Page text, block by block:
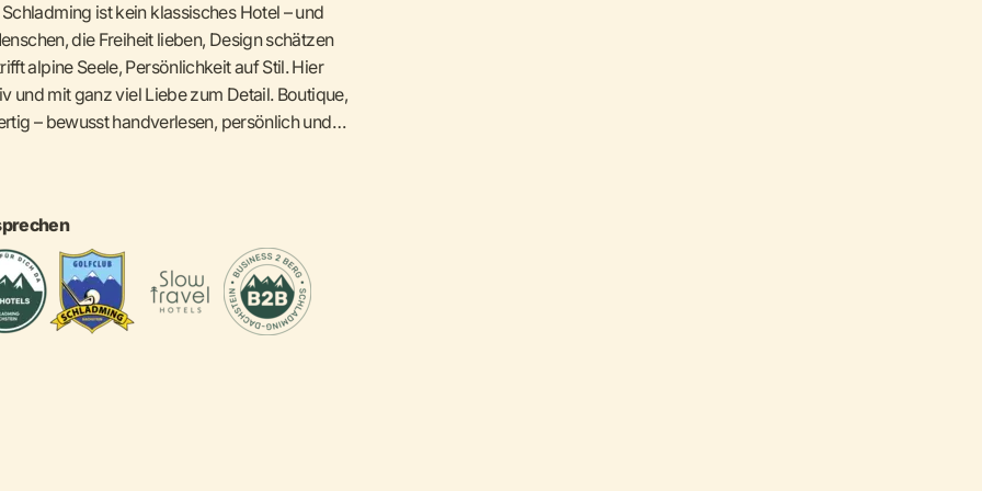
ist kein klassisches Hotel – und
die Freiheit lieben, Design schätzen
alpine Seele, Persönlichkeit auf Stil. Hier
und mit ganz viel Liebe zum Detail. Boutique,
– bewusst handverlesen, persönlich und
Bike oder einfach Genuss – hier finden Sie
Panoramablick über das Ennstal
Nur wenige Gehminuten zur Planai-
und Après-Ski-Hotspots wie der Tenne.
Bike-Trails, Laufstrecken &
Beides da. Beides nah.
Style
ist hier kein Konzept, sondern Haltung.
2 bis 10 Personen – vom gemütlichen Basic